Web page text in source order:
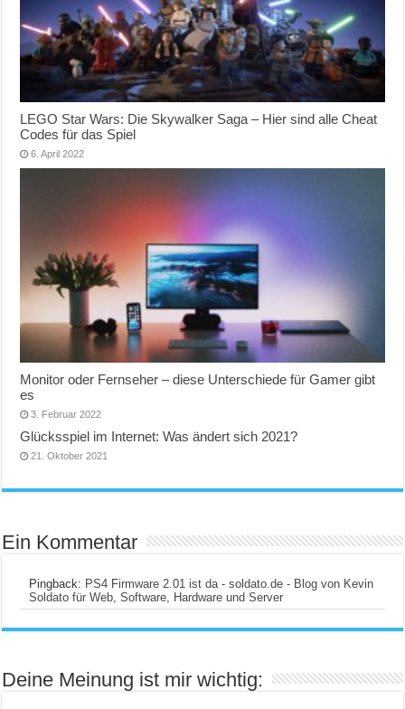
LEGO Star Wars: Die Skywalker Saga – Hier sind alle Cheat
Codes für das Spiel
6. April 2022
Monitor oder Fernseher – diese Unterschiede für Gamer gibt
es
3. Februar 2022
Glücksspiel im Internet: Was ändert sich 2021?
21. Oktober 2021
Ein Kommentar
Pingback: PS4 Firmware 2.01 ist da - soldato.de - Blog von Kevin
Soldato für Web, Software, Hardware und Server
Deine Meinung ist mir wichtig: